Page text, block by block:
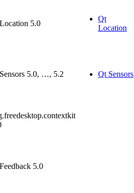
5.0
Qt
Location
5.0, …, 5.2 Qt Sensors
5.0